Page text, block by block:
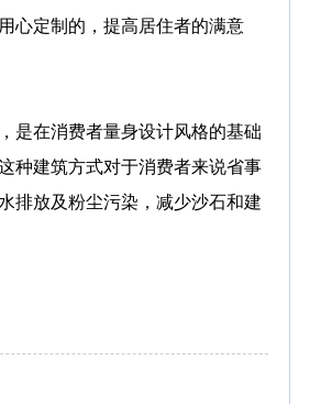
心定制的，提高居住者的满意
是在消费者量身设计风格的基础
种建筑方式对于消费者来说省事
排放及粉尘污染，减少沙石和建